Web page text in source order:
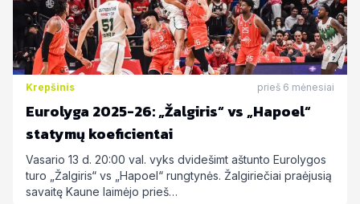
Krepšinis prieš 6 mėnesiai
Eurolyga 2025-26: „Žalgiris“ vs „Hapoel“
statymų koeficientai
Vasario 13 d. 20:00 val. vyks dvidešimt aštunto Eurolygos
turo „Žalgiris“ vs „Hapoel“ rungtynės. Žalgiriečiai praėjusią
savaitę Kaune laimėjo prieš…